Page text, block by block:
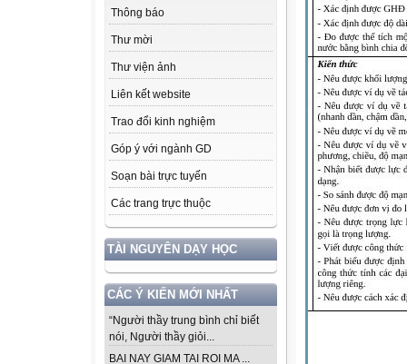
Thông báo
Thư mời
Thư viện ảnh
Liên kết website
Trao đổi kinh nghiệm
Góp ý với ngành GD
Soạn bài trực tuyến
Các trang trực thuộc
TÀI NGUYÊN DẠY HỌC
CÁC Ý KIẾN MỚI NHẤT
“Người thầy trung bình chỉ biết
nói, Người thầy giỏi...
BAI NAY GIAM TAI ROI MA ...